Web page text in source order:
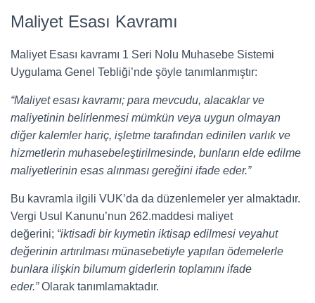
Maliyet Esası Kavramı
Maliyet Esası kavramı 1 Seri Nolu Muhasebe Sistemi
Uygulama Genel Tebliği’nde şöyle tanımlanmıştır:
“Maliyet esası kavramı; para mevcudu, alacaklar ve
maliyetinin belirlenmesi mümkün veya uygun olmayan
diğer kalemler hariç, işletme tarafından edinilen varlık ve
hizmetlerin muhasebeleştirilmesinde, bunların elde edilme
maliyetlerinin esas alınması gereğini ifade eder.”
Bu kavramla ilgili VUK’da da düzenlemeler yer almaktadır.
Vergi Usul Kanunu’nun 262.maddesi maliyet
değerini; “iktisadi bir kıymetin iktisap edilmesi veyahut
değerinin artırılması münasebetiyle yapılan ödemelerle
bunlara ilişkin bilumum giderlerin toplamını ifade
eder.”Olarak tanımlamaktadır.